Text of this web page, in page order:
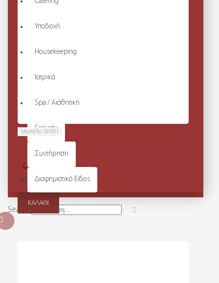
Υποδοχή
Housekeeping
Ιατρικά
Spa / Αισθητική
Security
Συντήρηση
Διαφημιστικό Είδος
Search
Μοντέλο: SHS01
ΜΠΛΟΥΖΑ
CHEF - SHS01
Από 68,20€
ΚΑΛΆΘΙ